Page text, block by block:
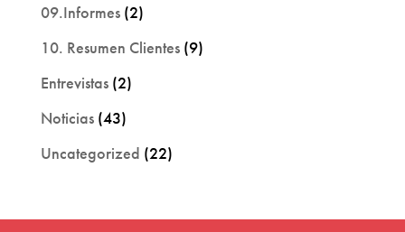
09.Informes(2)
10. Resumen Clientes(9)
Entrevistas(2)
Noticias(43)
Uncategorized (22)